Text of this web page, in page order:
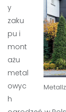
y
zaku
pu i
mont
ażu
metal
owyc
h